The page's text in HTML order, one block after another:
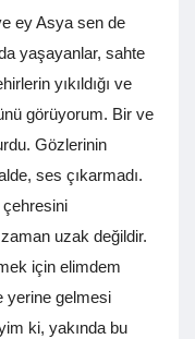
ey Asya sen de
yaşayanlar, sahte
yıkıldığı ve
görüyorum. Bir ve
Gözlerinin
ses çıkarmadı.
uzak değildir.
için elimdem
yerine gelmesi
ki, yakında bu